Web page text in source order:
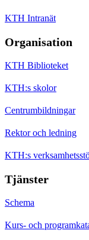
KTH Intranät
Organisation
KTH Biblioteket
KTH:s skolor
Centrumbildningar
Rektor och ledning
KTH:s
Tjänster
Schema
Kurs- och